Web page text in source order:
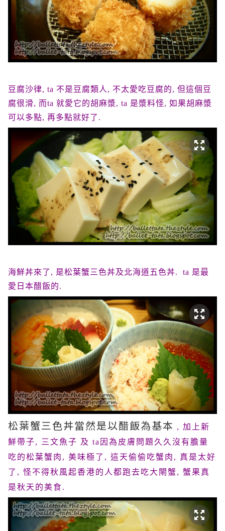
豆腐沙律, ta 不是豆腐類人, 不太愛吃豆腐的, 但這個豆
腐很滑, 而ta 就愛它的胡麻漿, ta 是漿料怪, 如果胡麻漿
可以多點, 再多點就好了.
海鮮丼來了, 是松葉蟹三色丼及北海道五色丼. ta 是最
愛日本醋飯的.
松葉蟹三色丼當然是以醋飯為基本 , 加上新
鮮帶子, 三文魚子 及 ta因為皮膚問題久久沒有膽量
吃的松葉蟹肉, 美味極了, 這天偷偷吃蟹肉, 真是太好
了, 怪不得秋風起香港的人都跑去吃大閘蟹, 蟹果真
是秋天的美食.